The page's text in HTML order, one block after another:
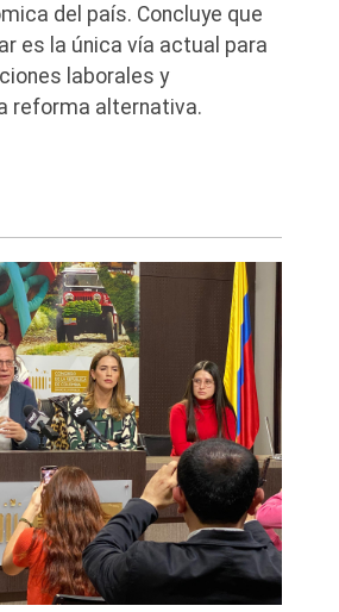
del país. Concluye que
es la única vía actual para
laborales y
reforma alternativa.